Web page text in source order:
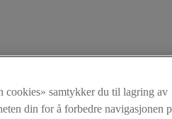
cookies» samtykker du til lagring av
din for å forbedre navigasjonen